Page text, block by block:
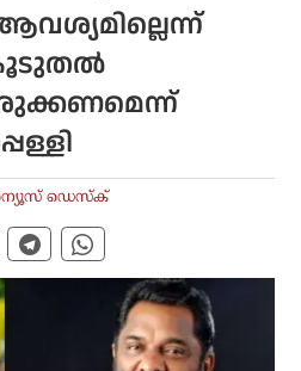
കൂടുതല്‍
ഡെസ്‌ക്